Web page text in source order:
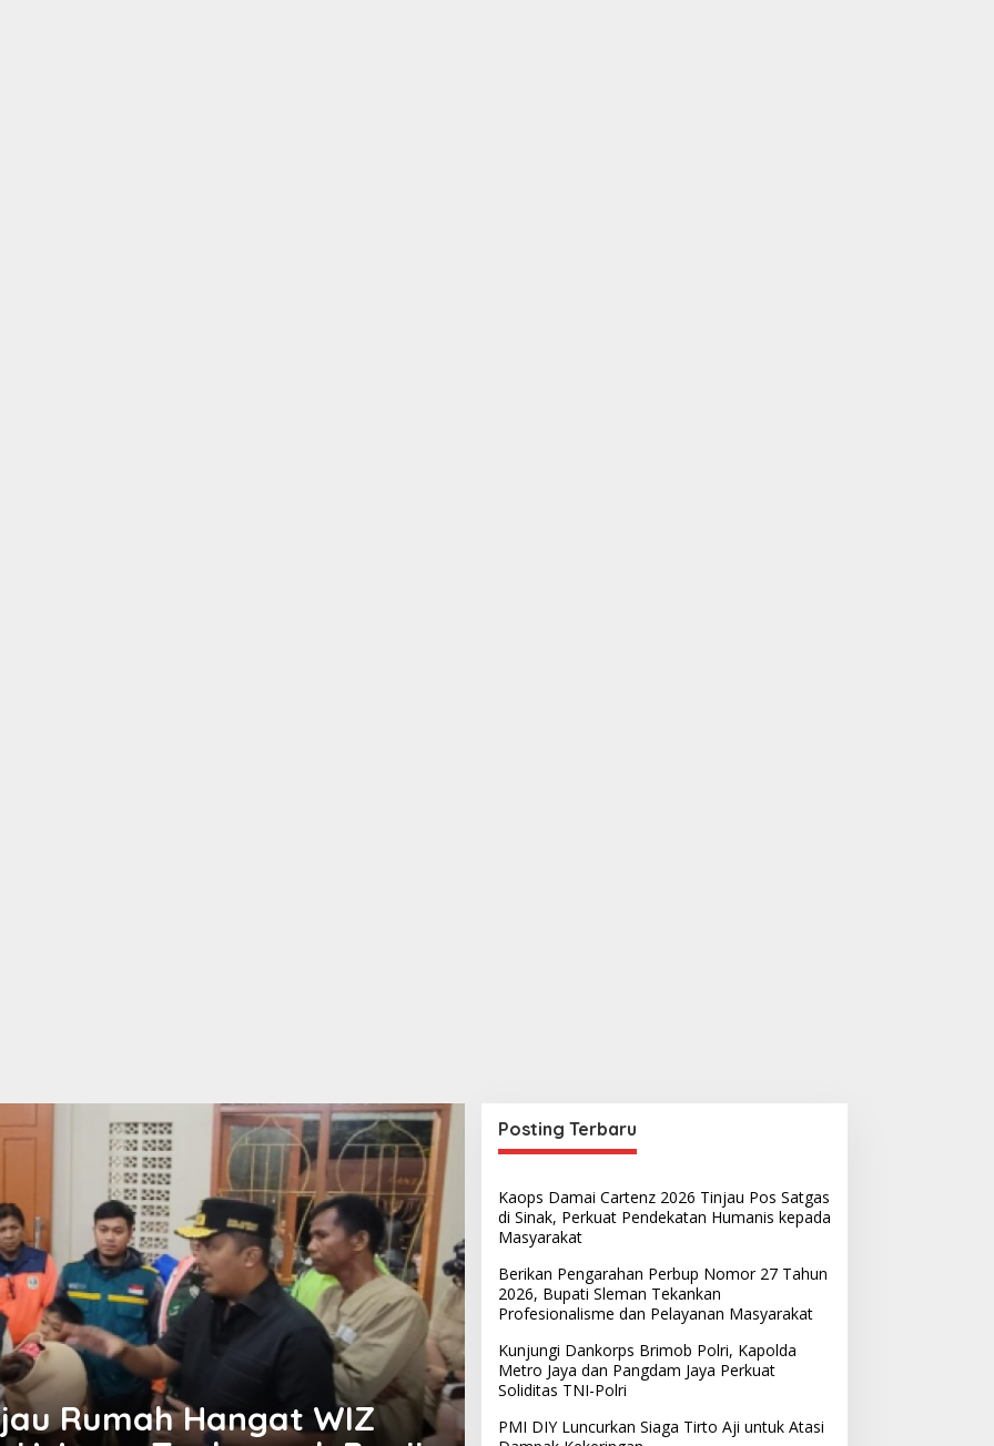
Rumah Hangat WIZ
Daerah ,Padang
Wanita Islam dan Women’s
Posting Terbaru
Kaops Damai Cartenz 2026 Tinjau Pos Satgas
di Sinak, Perkuat Pendekatan Humanis kepada
Masyarakat
Berikan Pengarahan Perbup Nomor 27 Tahun
2026, Bupati Sleman Tekankan
Profesionalisme dan Pelayanan Masyarakat
Kunjungi Dankorps Brimob Polri, Kapolda
Metro Jaya dan Pangdam Jaya Perkuat
Soliditas TNI-Polri
PMI DIY Luncurkan Siaga Tirto Aji untuk Atasi